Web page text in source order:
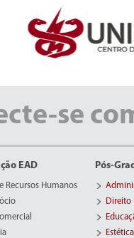
se
EAD
Recursos Humanos
Pós-
Direito
Estética